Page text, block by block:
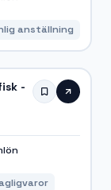
anställning
-